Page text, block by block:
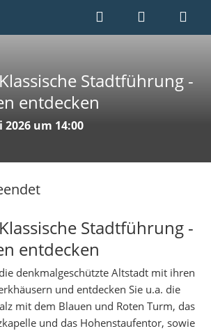
Stadtführung -
entdecken
um 14:00
Stadtführung -
entdecken
denkmalgeschützte Altstadt mit ihren
und entdecken Sie u.a. die
mit dem Blauen und Roten Turm, das
und das Hohenstaufentor, sowie